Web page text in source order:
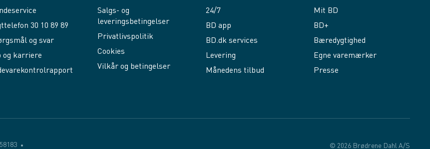
30 10 89 89
og svar
og karriere
Salgs- og
leveringsbetingelser
Privatlivspolitik
Cookies
Vilkår og betingelser
24/7
BD app
BD.dk services
Levering
Månedens tilbud
Mit BD
BD+
Bæredygtighed
Egne varemærker
Presse
© 2026 Brødrene Dahl A/S